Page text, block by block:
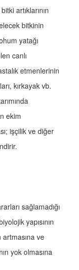
artıklarının
bitkinin
yatağı
canlı
etmenlerinin
kırkayak vb.
ekim
işçilik ve diğer
sağlamadığı
yapısının
ve
yok olmasına